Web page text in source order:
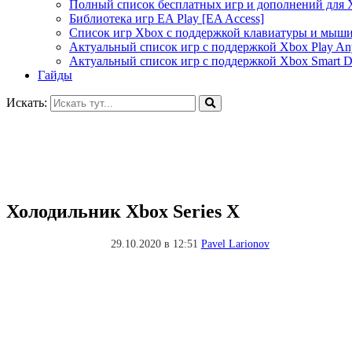
Полный список бесплатных игр и дополнений для
Библиотека игр EA Play [EA Access]
Список игр Xbox c поддержкой клавиатуры и мыши
Актуальный список игр с поддержкой Xbox Play
Актуальный список игр с поддержкой Xbox Smart
Гайды
Искать:
Холодильник Xbox Series X
29.10.2020 в 12:51 Pavel Larionov